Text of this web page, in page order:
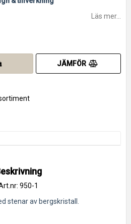
Läs mer...
JÄMFÖR
950-1
stenar av bergskristall.